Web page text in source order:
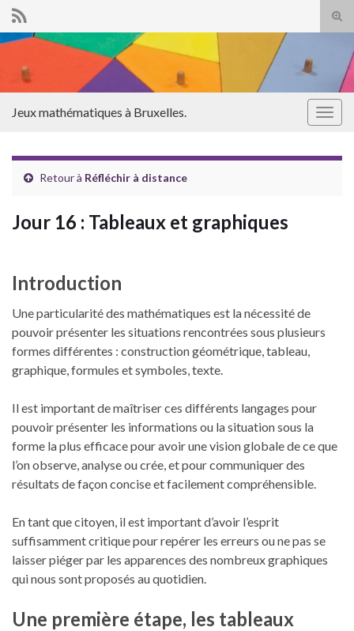
Search for:
Jeux mathématiques à Bruxelles.
Retour à Réfléchir à distance
Jour 16 : Tableaux et graphiques
Introduction
Une particularité des mathématiques est la nécessité de
pouvoir présenter les situations rencontrées sous plusieurs
formes différentes : construction géométrique, tableau,
graphique, formules et symboles, texte.
Il est important de maîtriser ces différents langages pour
pouvoir présenter les informations ou la situation sous la
forme la plus efficace pour avoir une vision globale de ce que
l’on observe, analyse ou crée, et pour communiquer des
résultats de façon concise et facilement compréhensible.
En tant que citoyen, il est important d’avoir l’esprit
suffisamment critique pour repérer les erreurs ou ne pas se
laisser piéger par les apparences des nombreux graphiques
qui nous sont proposés au quotidien.
Une première étape, les tableaux